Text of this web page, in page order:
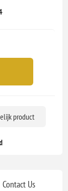
product
Contact Us